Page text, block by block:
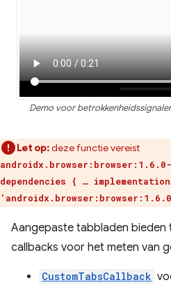
Demo voor
Let op:deze functie vereist
androidx.browser:browser:1.6.0-
dependencies { … implementation
Aangepaste tabbladen bieden
callbacks voor het meten van
CustomTabsCallback